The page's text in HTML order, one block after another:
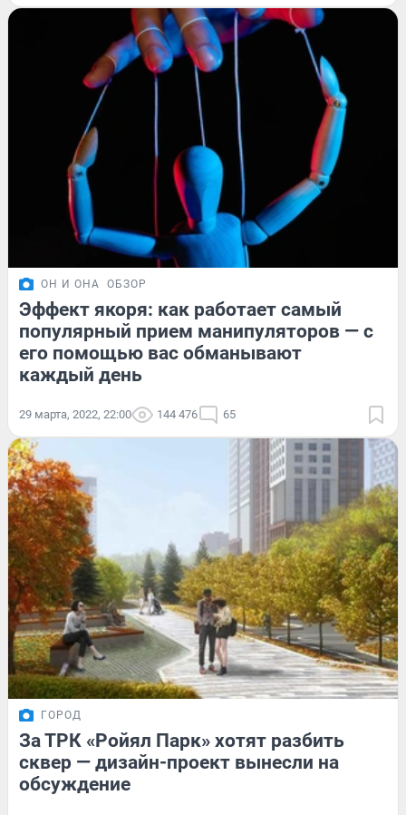
ОН И ОНА ОБЗОР
Эффект якоря: как работает самый
популярный прием манипуляторов — с
его помощью вас обманывают
каждый день
29 марта, 2022, 22:00 144 476 65
ГОРОД
За ТРК «Ройял Парк» хотят разбить
сквер — дизайн-проект вынесли на
обсуждение